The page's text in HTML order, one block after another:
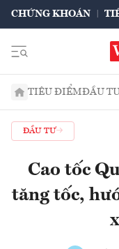
CHỨNG KHOÁN
TIÊU ĐIỂMĐẦU
ĐẦU TƯ
Cao tốc
tăng tốc,